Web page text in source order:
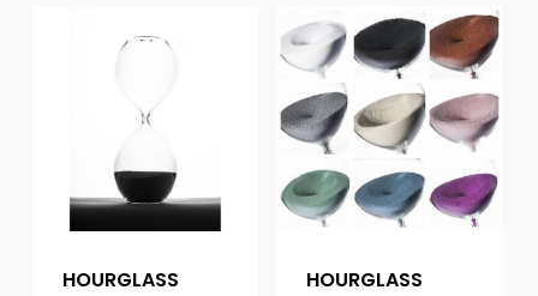
HOURGLASS
HOURGLASS